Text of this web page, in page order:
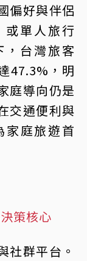
偏好與伴侶
或單人旅行
，台灣旅客
47.3%，明
庭導向仍是
交通便利與
家庭旅遊首
策核心
社群平台。